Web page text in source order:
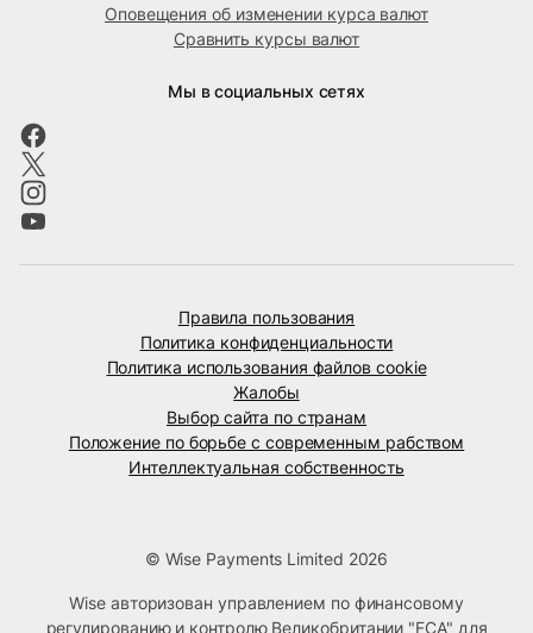
Оповещения об изменении курса валют
Сравнить курсы валют
Мы в социальных сетях
Правила пользования
Политика конфиденциальности
Политика использования файлов cookie
Жалобы
Выбор сайта по странам
Положение по борьбе с современным рабством
Интеллектуальная собственность
© Wise Payments Limited 2026
Wise авторизован управлением по финансовому
регулированию и контролю Великобритании "FCA" для